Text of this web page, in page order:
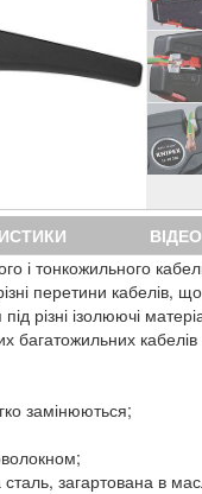
ВІДЕО
і тонкожильного
перетини кабелів,
різні ізолюючі
багатожильних
замінюються;
загартована в